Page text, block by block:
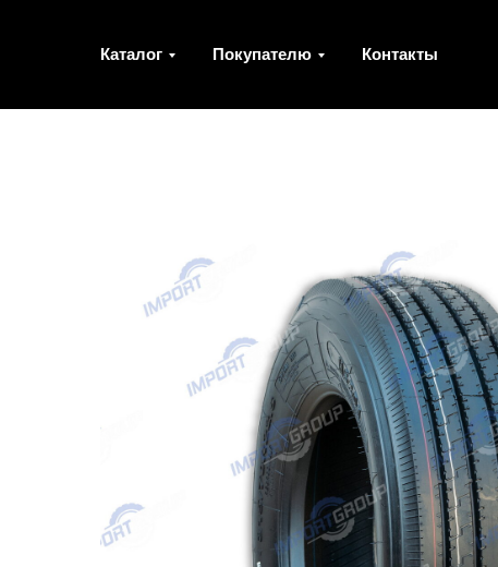
Каталог Покупателю Контакты